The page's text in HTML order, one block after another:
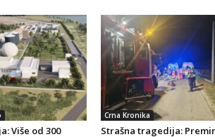
Više od 300
Crna Kronika
Strašna tragedija: